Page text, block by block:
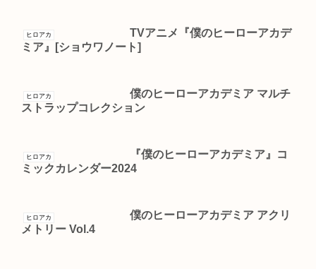
ヒロアカ
TVアニメ『僕のヒーローアカデ
ミア』[ショウワノート]
ヒロアカ
僕のヒーローアカデミア マルチ
ストラップコレクション
ヒロアカ
『僕のヒーローアカデミア』コ
ミックカレンダー2024
ヒロアカ
僕のヒーローアカデミア アクリ
メトリー Vol.4